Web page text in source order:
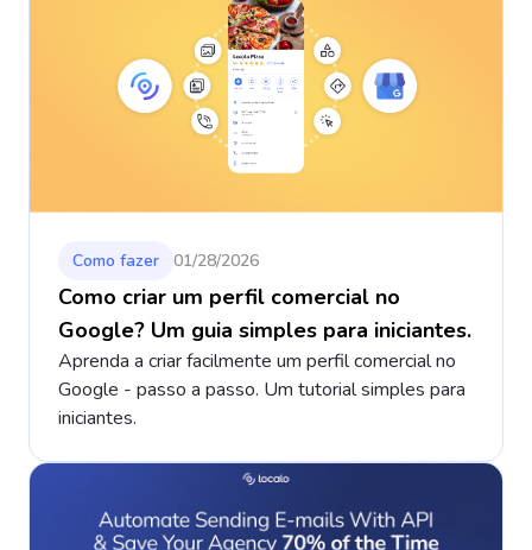
Como fazer 01/28/2026
Como criar um perfil comercial no
Google? Um guia simples para iniciantes.
Aprenda a criar facilmente um perfil comercial no
Google - passo a passo. Um tutorial simples para
iniciantes.